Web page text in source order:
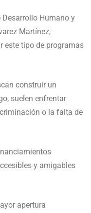
Desarrollo Humano y
Martínez,
este tipo de programas
construir un
suelen enfrentar
o la falta de
y amigables
apertura